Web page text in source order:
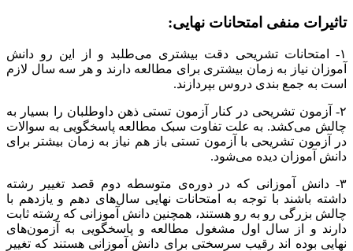
تاثیرات منفی امتحانات نهایی:
۱- امتحانات تشریحی دقت بیشتری می‌طلبد و از این رو دانش
آموزان نیاز به زمان بیشتری برای مطالعه دارند و هر سه سال لازم
است به جمع بندی دروس بپردازند.
۲- آزمون تشریحی در کنار آزمون تستی ذهن داوطلبان را بسیار به
چالش می‌کشد. به علت تفاوت سبک مطالعه پاسخگویی به سوالات
در آزمون تشریحی با آزمون تستی باز هم نیاز به زمان بیشتر برای
دانش آموزان دیده می‌شود.
۳- دانش آموزانی که در دوره‌ی متوسطه دوم قصد تغییر رشته
داشته باشند با توجه به امتحانات نهایی سال‌های دهم و یازدهم با
چالش بزرگی رو به رو هستند، همچنین دانش آموزانی که رشته ثابت
دارند و از سال اول مشغول مطالعه و پاسخگویی به آزمون‌های
نهایی بوده اند رقیب سرسختی برای دانش آموزانی هستند که تغییر